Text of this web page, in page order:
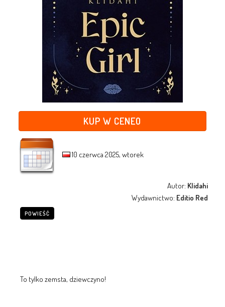
KUP W CENEO
10 czerwca 2025, wtorek
Autor: Klidahi
Wydawnictwo: Editio Red
POWIEŚĆ
To tylko zemsta, dziewczyno!